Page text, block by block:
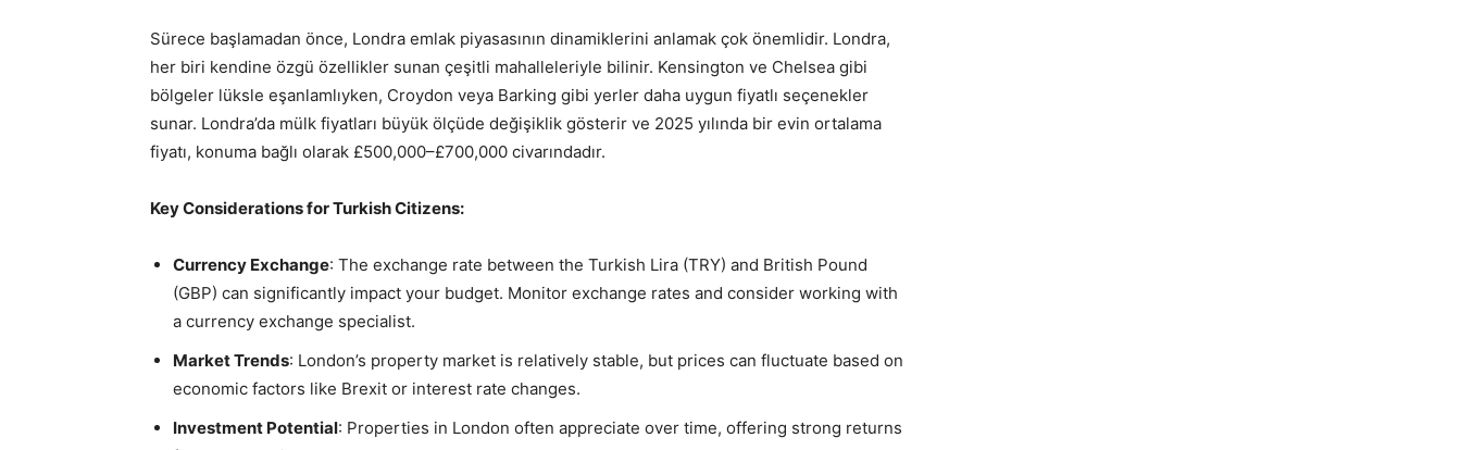
Sürece başlamadan önce, Londra emlak piyasasının dinamiklerini anlamak çok önemlidir. Londra,
her biri kendine özgü özellikler sunan çeşitli mahalleleriyle bilinir. Kensington ve Chelsea gibi
bölgeler lüksle eşanlamlıyken, Croydon veya Barking gibi yerler daha uygun fiyatlı seçenekler
sunar. Londra’da mülk fiyatları büyük ölçüde değişiklik gösterir ve 2025 yılında bir evin ortalama
fiyatı, konuma bağlı olarak £500,000–£700,000 civarındadır.
Key Considerations for Turkish Citizens:
Currency Exchange: The exchange rate between the Turkish Lira (TRY) and British Pound
(GBP) can significantly impact your budget. Monitor exchange rates and consider working with
a currency exchange specialist.
Market Trends: London’s property market is relatively stable, but prices can fluctuate based on
economic factors like Brexit or interest rate changes.
Investment Potential: Properties in London often appreciate over time, offering strong returns